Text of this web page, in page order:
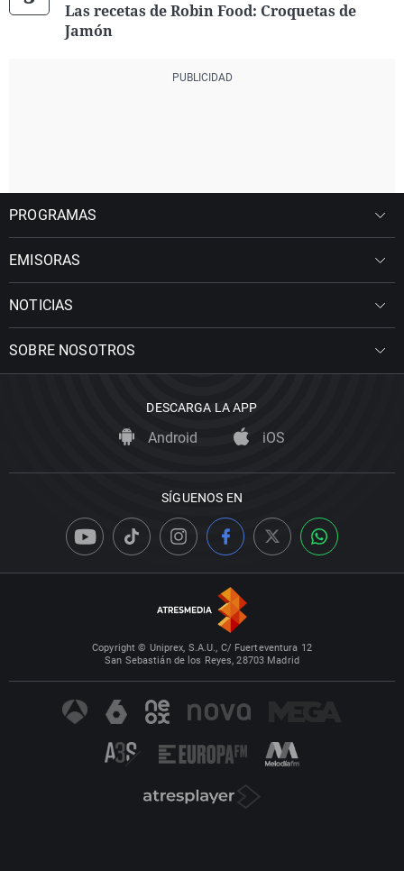
Las recetas de Robin Food: Croquetas de
Jamón
PROGRAMAS
EMISORAS
NOTICIAS
SOBRE NOSOTROS
DESCARGA LA APP
Android iOS
SÍGUENOS EN
Copyright © Uniprex, S.A.U., C/ Fuerteventura 12
San Sebastián de los Reyes, 28703 Madrid